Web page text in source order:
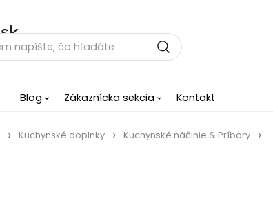
Blog Zákaznícka sekcia Kontakt
Kuchynské doplnky Kuchynské náčinie & Príbory